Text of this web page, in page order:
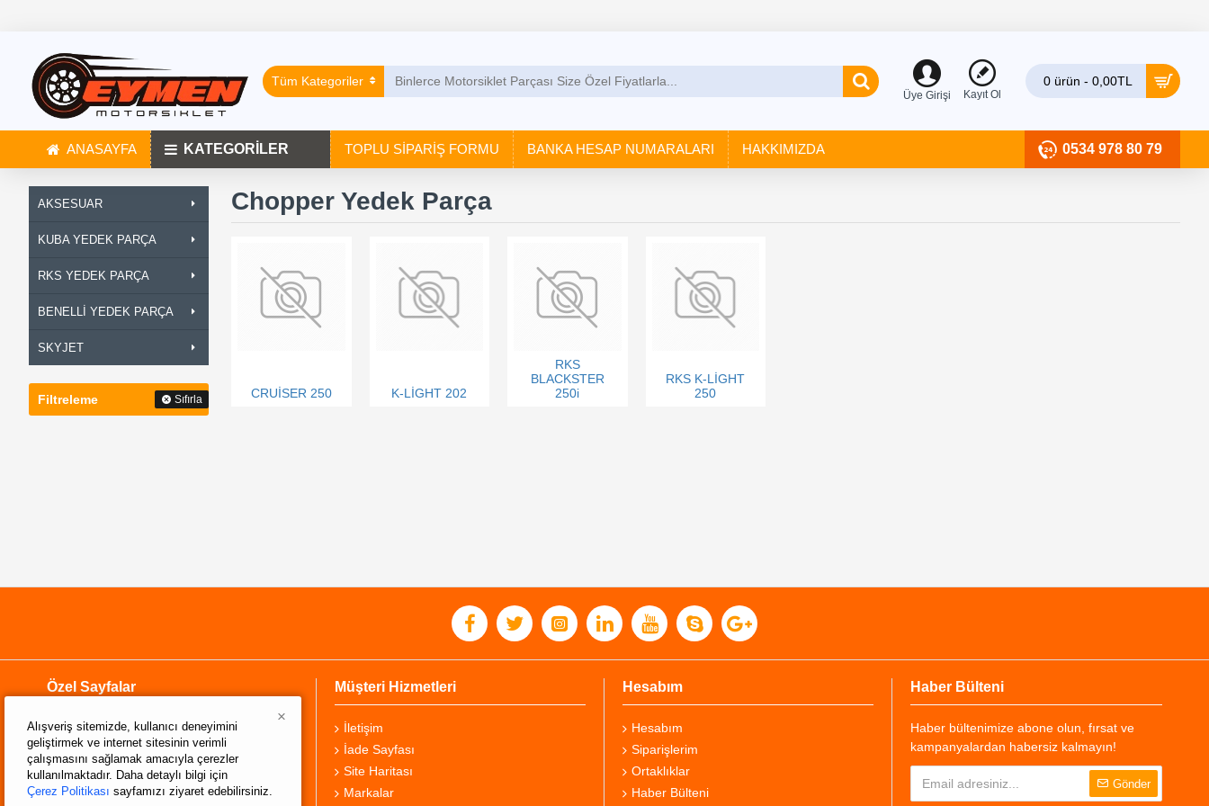
Tüm Kategoriler
Üye Girişi Kayıt Ol
0 ürün - 0,00TL
ANASAYFA KATEGORİLER TOPLU SİPARİŞ FORMU BANKA HESAP NUMARALARI HAKKIMIZDA 0534 978 80 79
AKSESUAR
KUBA YEDEK PARÇA
RKS YEDEK PARÇA
BENELLİ YEDEK PARÇA
SKYJET
Filtreleme Sıfırla
Chopper Yedek Parça
CRUİSER 250 K-LİGHT 202
RKS
BLACKSTER
250i
RKS K-LİGHT
250
Özel Sayfalar
Hakkımızda
Teslimat Bilgisi
Gizlilik Sözleşmesi
Şartlar ve Koşullar
Müşteri Hizmetleri
İletişim
İade Sayfası
Site Haritası
Markalar
Hesabım
Hesabım
Siparişlerim
Ortaklıklar
Haber Bülteni
Haber Bülteni
Haber bültenimize abone olun, fırsat ve
kampanyalardan habersiz kalmayın!
Gönder
Alışveriş sitemizde, kullanıcı deneyimini
geliştirmek ve internet sitesinin verimli
çalışmasını sağlamak amacıyla çerezler
kullanılmaktadır. Daha detaylı bilgi için
Çerez Politikası sayfamızı ziyaret edebilirsiniz.
×